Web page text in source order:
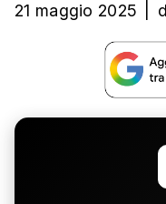
21 maggio 2025